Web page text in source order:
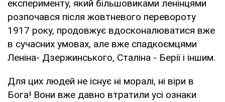
експерименту, який більшовиками ленінцями
розпочався після жовтневого перевороту
1917 року, продовжує вдосконалюватися вже
в сучасних умовах, але вже спадкоємцями
Леніна- Дзержинського, Сталіна - Берії і іншим.
Для цих людей не існує ні моралі, ні віри в
Бога! Вони вже давно втратили усі ознаки